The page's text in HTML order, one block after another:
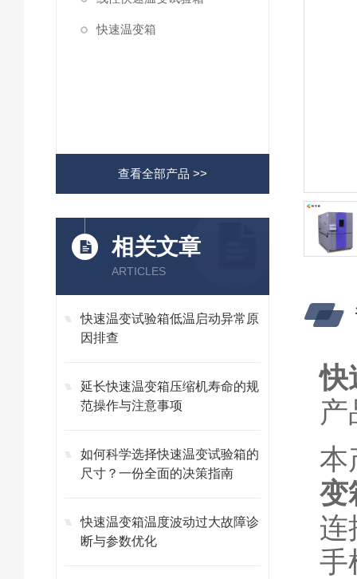
快速温变箱
查看全部产品 >>
相关文章
ARTICLES
快速温变试验箱低温启动异常原
因排查
延长快速温变箱压缩机寿命的规
范操作与注意事项
如何科学选择快速温变试验箱的
尺寸？一份全面的决策指南
快速温变箱温度波动过大故障诊
断与参数优化
快
产
本
变
连
手